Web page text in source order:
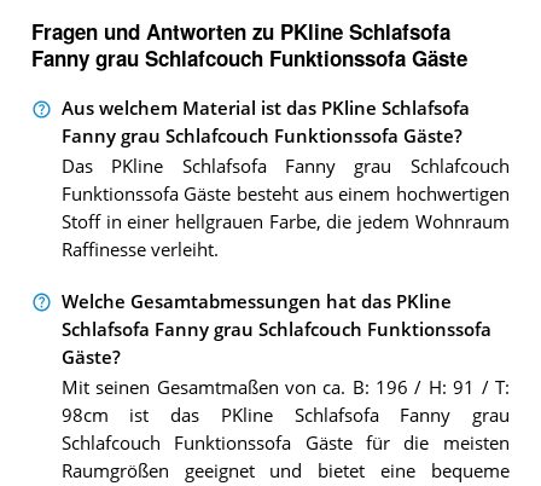
Fragen und Antworten zu PKline Schlafsofa
Fanny grau Schlafcouch Funktionssofa Gäste
Aus welchem Material ist das PKline Schlafsofa
Fanny grau Schlafcouch Funktionssofa Gäste?
Das PKline Schlafsofa Fanny grau Schlafcouch
Funktionssofa Gäste besteht aus einem hochwertigen
Stoff in einer hellgrauen Farbe, die jedem Wohnraum
Raffinesse verleiht.
Welche Gesamtabmessungen hat das PKline
Schlafsofa Fanny grau Schlafcouch Funktionssofa
Gäste?
Mit seinen Gesamtmaßen von ca. B: 196 / H: 91 / T:
98cm ist das PKline Schlafsofa Fanny grau
Schlafcouch Funktionssofa Gäste für die meisten
Raumgrößen geeignet und bietet eine bequeme